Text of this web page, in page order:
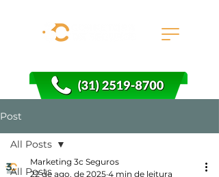
Post
All Posts
All Posts
Marketing 3c Seguros
22 de ago. de 2025 4 min de leitura